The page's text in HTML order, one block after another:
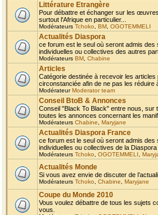
Littérature Etrangère
Pour débattre et échanger sur les
surtout l'Afrique en particulier...
Modérateurs Tchoko BM OGOTEMMELI
Actualités Diaspora
ce forum est le seul où seront admis
individuelles ou collectives des autres
Modérateurs BM Chabine
Articles
Catégorie destinée à recevoir les
circonstanciée afin de ne pas les réduire
ModérateurModerator team
Conseil BtoB & Annonces
Conseil "Black To Black" entre nous, sur
toutes les annonces concernant les
Modérateurs Chabine Maryjane
Actualités Diaspora France
ce forum est le seul où seront admis
individuelles ou collectives de la
Modérateurs Tchoko OGOTEMMELI
Actualités Monde
Si vous avez envie de discuter de
Modérateurs Tchoko Chabine Maryjane
Coupe du Monde 2010
Vous voulez débattre de tous les sujets
vous.